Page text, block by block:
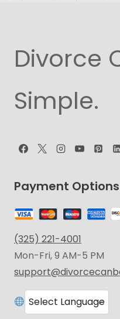
Divorce
Simple.
Payment Options
(325) 221-4001
Mon-Fri, 9 AM-5 PM